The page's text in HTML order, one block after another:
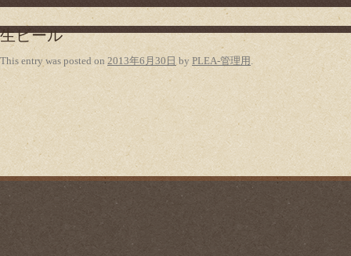
生ビール
This entry was posted on 2013年6月30日 by PLEA-管理用 .